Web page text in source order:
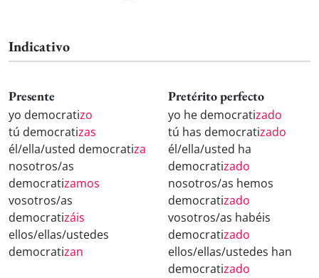
Indicativo
Presente
yo democratizo
tú democratizas
él/ella/usted democratiza
nosotros/as
democratizamos
vosotros/as
democratizáis
ellos/ellas/ustedes
democratizan
Pretérito perfecto
yo he democratizado
tú has democratizado
él/ella/usted ha
democratizado
nosotros/as hemos
democratizado
vosotros/as habéis
democratizado
ellos/ellas/ustedes han
democratizado